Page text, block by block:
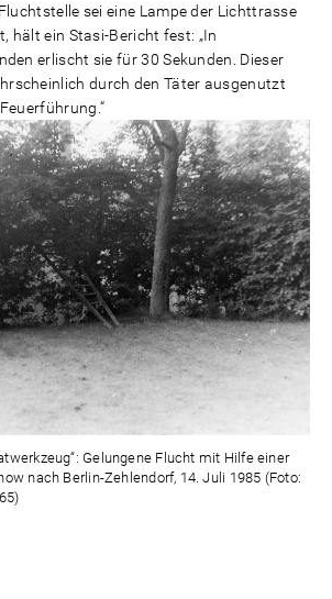
sei eine Lampe der Lichttrasse
hält ein Stasi-Bericht fest: „In
erlischt sie für 30 Sekunden. Dieser
durch den Täter ausgenutzt
Gelungene Flucht mit Hilfe einer
nach Berlin-Zehlendorf, 14. Juli 1985 (Foto: